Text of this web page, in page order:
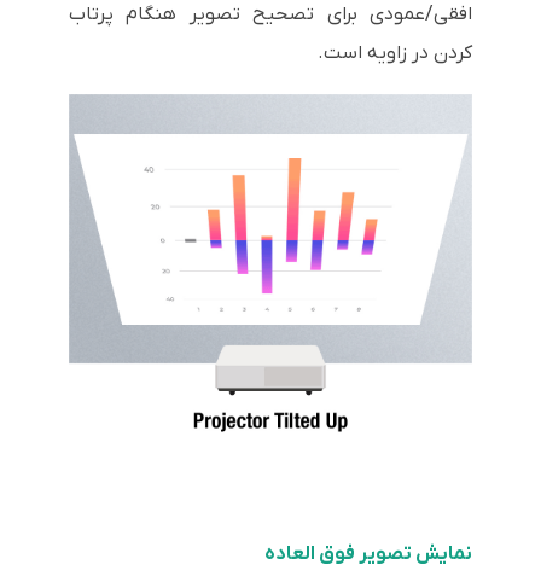
افقی/عمودی برای تصحیح تصویر هنگام پرتاب
کردن در زاویه است.
نمایش تصویر فوق العاده